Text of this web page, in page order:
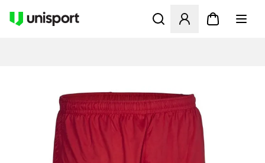
Opent een venster om in